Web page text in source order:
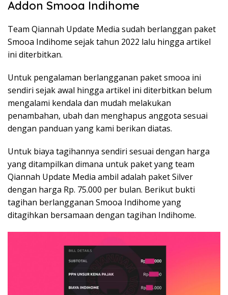
Addon Smooa Indihome
Team Qiannah Update Media sudah berlanggan paket
Smooa Indihome sejak tahun 2022 lalu hingga artikel
ini diterbitkan.
Untuk pengalaman berlangganan paket smooa ini
sendiri sejak awal hingga artikel ini diterbitkan belum
mengalami kendala dan mudah melakukan
penambahan, ubah dan menghapus anggota sesuai
dengan panduan yang kami berikan diatas.
Untuk biaya tagihannya sendiri sesuai dengan harga
yang ditampilkan dimana untuk paket yang team
Qiannah Update Media ambil adalah paket Silver
dengan harga Rp. 75.000 per bulan. Berikut bukti
tagihan berlangganan Smooa Indihome yang
ditagihkan bersamaan dengan tagihan Indihome.